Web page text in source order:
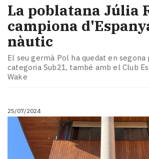
La poblatana Júlia
campiona
nàutic
El seu germà Pol ha quedat en segona
categoria Sub21, també amb el Club
Wake
25/07/2024